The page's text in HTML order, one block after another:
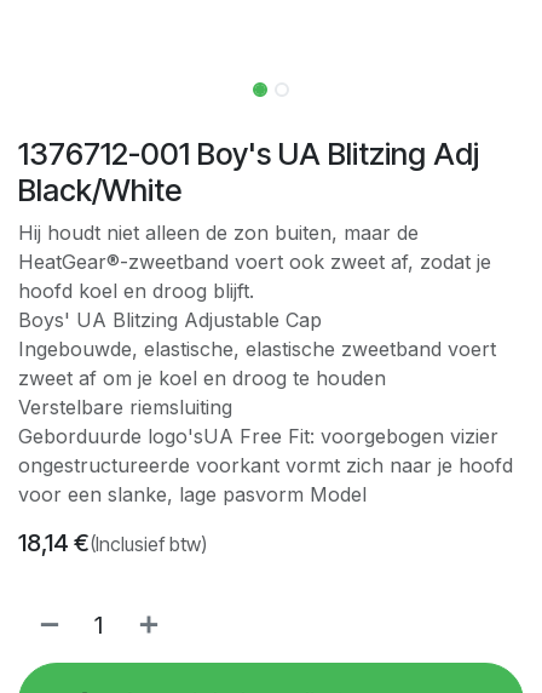
1376712-001 Boy's UA Blitzing Adj
Black/White
Hij houdt niet alleen de zon buiten, maar de
HeatGear®-zweetband voert ook zweet af, zodat je
hoofd koel en droog blijft.
Boys' UA Blitzing Adjustable Cap
Ingebouwde, elastische, elastische zweetband voert
zweet af om je koel en droog te houden
Verstelbare riemsluiting
Geborduurde logo'sUA Free Fit: voorgebogen vizier
ongestructureerde voorkant vormt zich naar je hoofd
voor een slanke, lage pasvorm Model
18,14 €(Inclusief btw)